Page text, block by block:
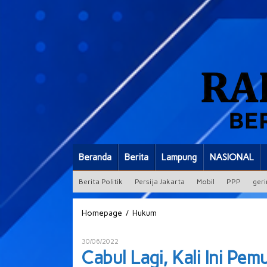
Beranda Berita Lampung NASIONAL
Berita Politik Persija Jakarta Mobil PPP
Homepage / Hukum
Pemuda
30/06/2022
ADMIN
Cabul Lagi, Kali Ini